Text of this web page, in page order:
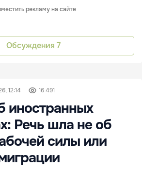
рекламу на сайте
Обсуждения 7
12:14 16 491
иностранных
Речь шла не об
силы или